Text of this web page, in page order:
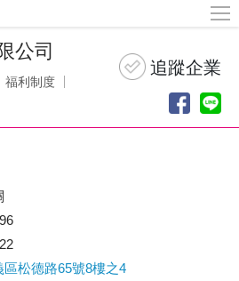
公司
福利制度
區松德路65號8樓之4